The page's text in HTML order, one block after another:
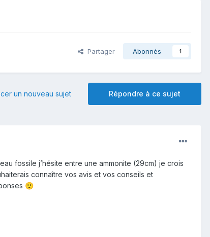
Partager Abonnés 1
Répondre à ce sujet
un nouveau sujet
fossile j’hésite entre une ammonite (29cm) je crois
connaître vos avis et vos conseils et
🙂